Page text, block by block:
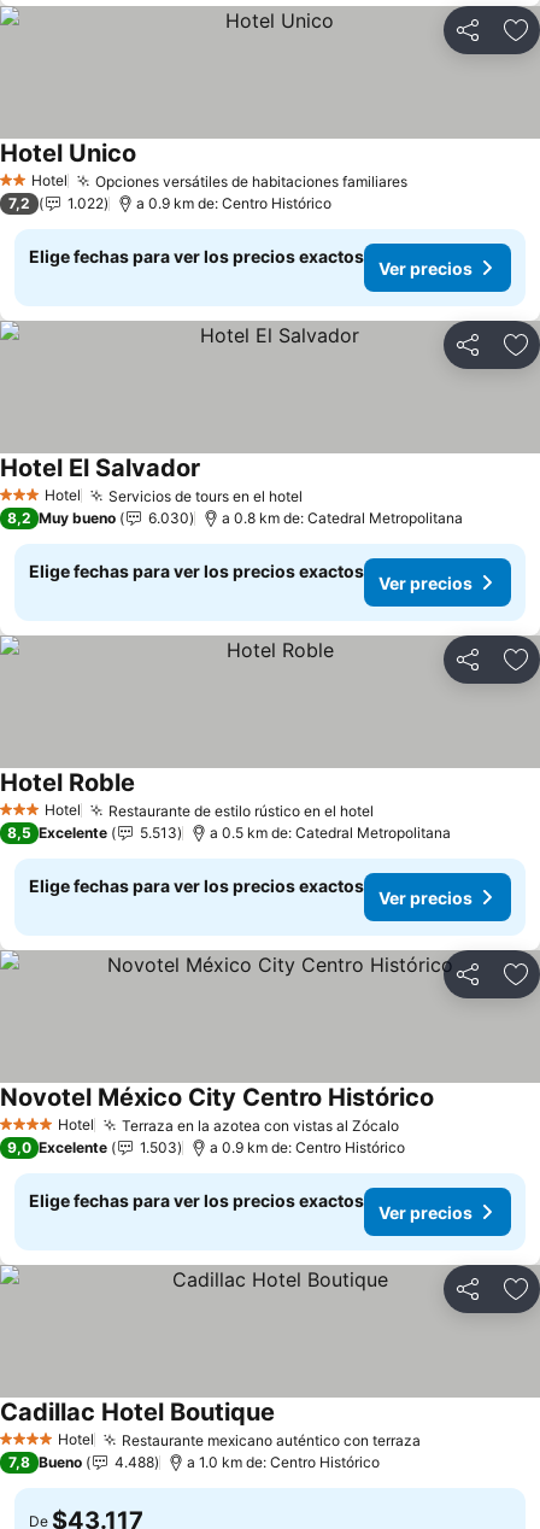
Compartir
2 Estrellas
Hotel Opciones versátiles de habitaciones familiares
Hotel Unico
7,2 1.022 a 0.9 km de: Centro Histórico
Elige fechas para ver los precios exactos
Ver precios
Compartir
3 Estrellas
Hotel Servicios de tours en el hotel
Hotel El Salvador
8,2 Muy bueno 6.030 a 0.8 km de: Catedral Metropolitana
Elige fechas para ver los precios exactos
Ver precios
Compartir
3 Estrellas
Hotel Restaurante de estilo rústico en el hotel
Hotel Roble
8,5 Excelente 5.513 a 0.5 km de: Catedral Metropolitana
Elige fechas para ver los precios exactos
Ver precios
Compartir
4 EstrellasHotel Terraza en la azotea con vistas al Zócalo
Novotel México City Centro Histórico
9,0 Excelente 1.503 a 0.9 km de: Centro Histórico
Elige fechas para ver los precios exactos
Ver precios
Compartir
4 EstrellasHotel Restaurante mexicano auténtico con terraza
Cadillac Hotel Boutique
7,8 Bueno 4.488 a 1.0 km de: Centro Histórico
De $43.117